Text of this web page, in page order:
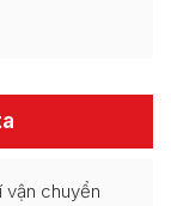
vận chuyển